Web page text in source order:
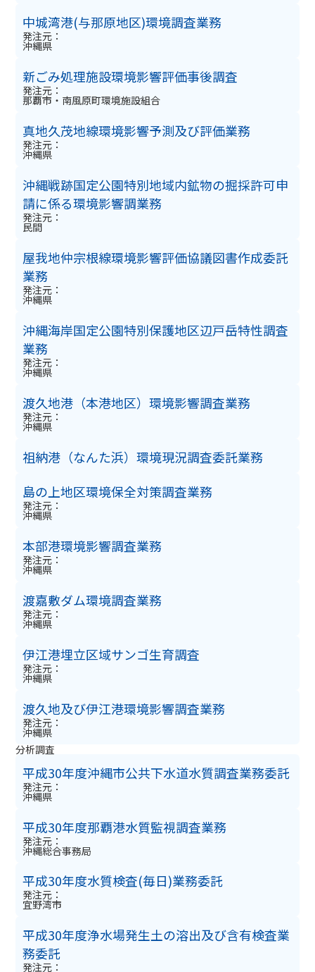
中城湾港(与那原地区)環境調査業務
発注元：
沖縄県
新ごみ処理施設環境影響評価事後調査
発注元：
那覇市・南風原町環境施設組合
真地久茂地線環境影響予測及び評価業務
発注元：
沖縄県
沖縄戦跡国定公園特別地域内鉱物の掘採許可申
請に係る環境影響調業務
発注元：
民間
屋我地仲宗根線環境影響評価協議図書作成委託
業務
発注元：
沖縄県
沖縄海岸国定公園特別保護地区辺戸岳特性調査
業務
発注元：
沖縄県
渡久地港（本港地区）環境影響調査業務
発注元：
沖縄県
祖納港（なんた浜）環境現況調査委託業務
島の上地区環境保全対策調査業務
発注元：
沖縄県
本部港環境影響調査業務
発注元：
沖縄県
渡嘉敷ダム環境調査業務
発注元：
沖縄県
伊江港埋立区域サンゴ生育調査
発注元：
沖縄県
渡久地及び伊江港環境影響調査業務
発注元：
沖縄県
分析調査
平成30年度沖縄市公共下水道水質調査業務委託
発注元：
沖縄県
平成30年度那覇港水質監視調査業務
発注元：
沖縄総合事務局
平成30年度水質検査(毎日)業務委託
発注元：
宜野湾市
平成30年度浄水場発生土の溶出及び含有検査業
務委託
発注元：